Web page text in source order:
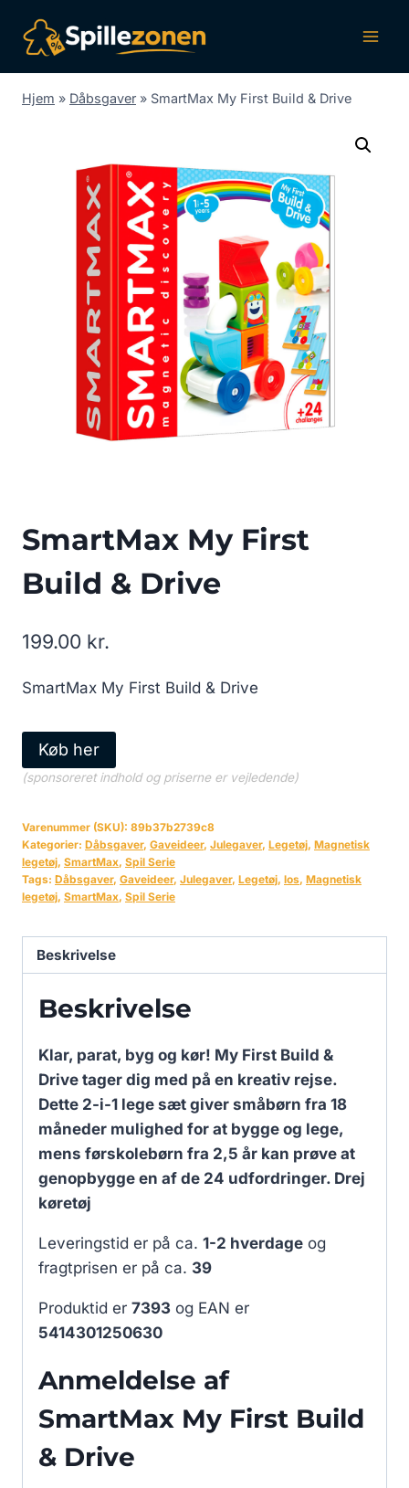
indhold
Hjem » Dåbsgaver » SmartMax My First Build & Drive
SmartMax My First
Build & Drive
199.00 kr.
SmartMax My First Build & Drive
Køb her
(sponsoreret indhold og priserne er vejledende)
Varenummer (SKU): 89b37b2739c8
Kategorier: Dåbsgaver, Gaveideer, Julegaver, Legetøj, Magnetisk
legetøj, SmartMax, Spil Serie
Tags: Dåbsgaver, Gaveideer, Julegaver, Legetøj, los, Magnetisk
legetøj, SmartMax, Spil Serie
Beskrivelse
Beskrivelse
Klar, parat, byg og kør! My First Build &
Drive tager dig med på en kreativ rejse.
Dette 2-i-1 lege sæt giver småbørn fra 18
måneder mulighed for at bygge og lege,
mens førskolebørn fra 2,5 år kan prøve at
genopbygge en af de 24 udfordringer. Drej
køretøj
Leveringstid er på ca. 1-2 hverdage og
fragtprisen er på ca. 39
Produktid er 7393 og EAN er
5414301250630
Anmeldelse af
SmartMax My First Build
& Drive